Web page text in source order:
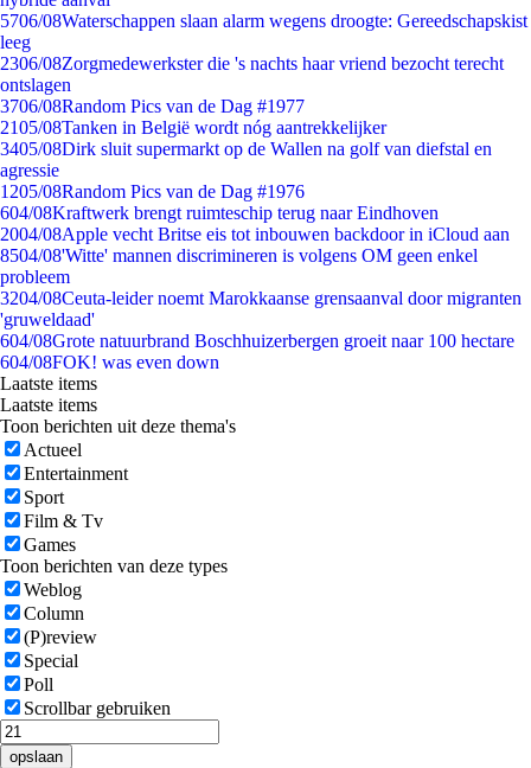
5706/08Waterschappen slaan alarm wegens droogte: Gereedschapskist
leeg
2306/08Zorgmedewerkster die 's nachts haar vriend bezocht terecht
ontslagen
3706/08Random Pics van de Dag #1977
2105/08Tanken in België wordt nóg aantrekkelijker
3405/08Dirk sluit supermarkt op de Wallen na golf van diefstal en
agressie
1205/08Random Pics van de Dag #1976
604/08Kraftwerk brengt ruimteschip terug naar Eindhoven
2004/08Apple vecht Britse eis tot inbouwen backdoor in iCloud aan
8504/08'Witte' mannen discrimineren is volgens OM geen enkel
probleem
3204/08Ceuta-leider noemt Marokkaanse grensaanval door migranten
'gruweldaad'
604/08Grote natuurbrand Boschhuizerbergen groeit naar 100 hectare
604/08FOK! was even down
Laatste items
Laatste items
Toon berichten uit deze thema's
Actueel
Entertainment
Sport
Film & Tv
Games
Toon berichten van deze types
Weblog
Column
(P)review
Special
Poll
Scrollbar gebruiken
opslaan